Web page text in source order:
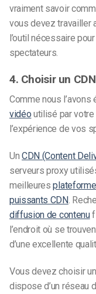
vraiment savoir
vous devez travailler
l’outil nécessaire
spectateurs.
4. Choisir un
Comme nous l’avons
vidéo utilisé par
l’expérience de vos
UnCDN (Content
serveurs proxy
meilleures
puissants CDN.
diffusion de contenu
l’endroit où se
d’une excellente
Vous devez choisir un
dispose d’un réseau